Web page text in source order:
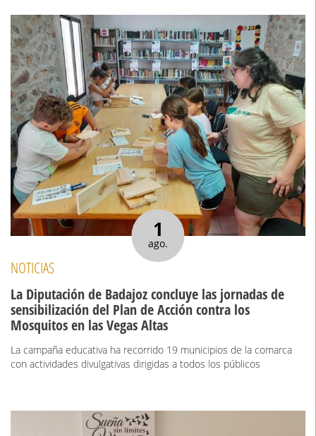
1
ago.
NOTICIAS
La Diputación de Badajoz concluye las jornadas de
sensibilización del Plan de Acción contra los
Mosquitos en las Vegas Altas
La campaña educativa ha recorrido 19 municipios de la comarca
con actividades divulgativas dirigidas a todos los públicos